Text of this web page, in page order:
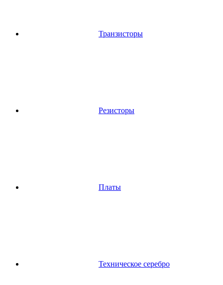
Транзисторы
Резисторы
Платы
Техническое серебро